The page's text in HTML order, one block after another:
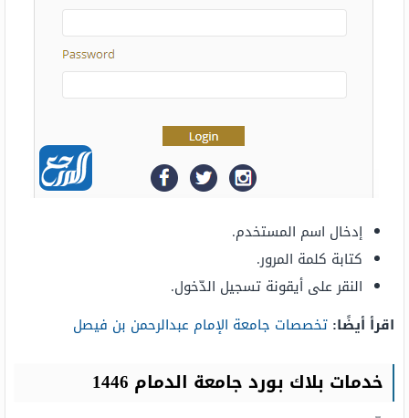
إدخال اسم المستخدم.
كتابة كلمة المرور.
النقر على أيقونة تسجيل الدّخول.
اقرأ أيضًا: تخصصات جامعة الإمام عبدالرحمن بن فيصل
خدمات بلاك بورد جامعة الدمام 1446